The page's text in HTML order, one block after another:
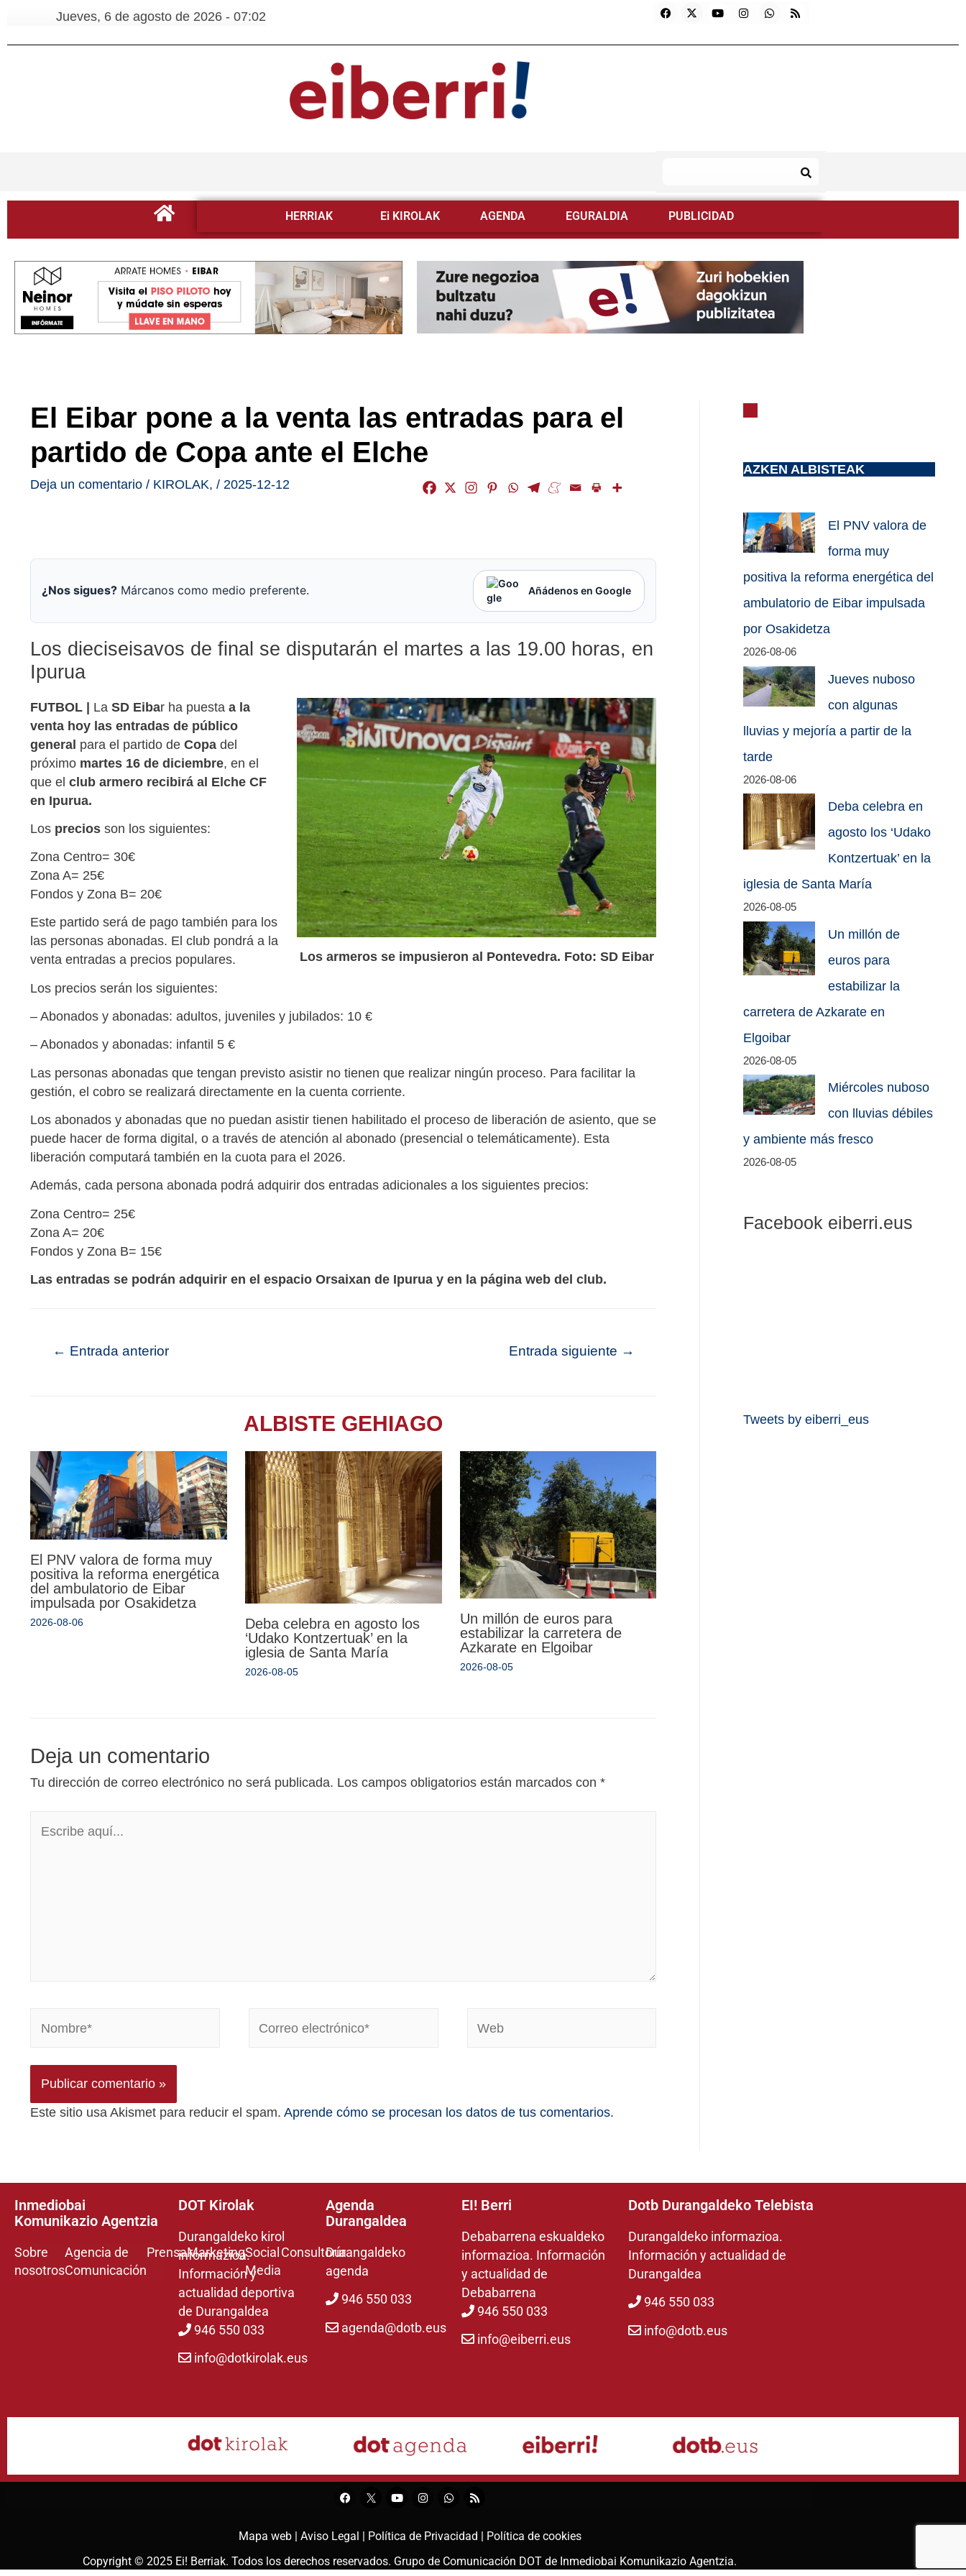
Jueves, 6 de agosto de 2026 - 07:02
HERRIAK Ei KIROLAK AGENDA EGURALDIA PUBLICIDAD
El Eibar pone a la venta las entradas para el
partido de Copa ante el Elche
Deja un comentario / KIROLAK, / 2025-12-12
¿Nos sigues? Márcanos como medio preferente. Añádenos en Google
Los dieciseisavos de final se disputarán el martes a las 19.00 horas, en
Ipurua
Los armeros se impusieron al Pontevedra. Foto: SD Eibar
FUTBOL | La SD Eibar ha puesta a la
venta hoy las entradas de público
general para el partido de Copa del
próximo martes 16 de diciembre, en el
que el club armero recibirá al Elche CF
en Ipurua.
Los precios son los siguientes:
Zona Centro= 30€
Zona A= 25€
Fondos y Zona B= 20€
Este partido será de pago también para los
las personas abonadas. El club pondrá a la
venta entradas a precios populares.
Los precios serán los siguientes:
– Abonados y abonadas: adultos, juveniles y jubilados: 10 €
– Abonados y abonadas: infantil 5 €
Las personas abonadas que tengan previsto asistir no tienen que realizar ningún proceso. Para facilitar la
gestión, el cobro se realizará directamente en la cuenta corriente.
Los abonados y abonadas que no puedan asistir tienen habilitado el proceso de liberación de asiento, que se
puede hacer de forma digital, o a través de atención al abonado (presencial o telemáticamente). Esta
liberación computará también en la cuota para el 2026.
Además, cada persona abonada podrá adquirir dos entradas adicionales a los siguientes precios:
Zona Centro= 25€
Zona A= 20€
Fondos y Zona B= 15€
Las entradas se podrán adquirir en el espacio Orsaixan de Ipurua y en la página web del club.
← Entrada anterior Entrada siguiente →
ALBISTE GEHIAGO
El PNV valora de forma muy
positiva la reforma energética
del ambulatorio de Eibar
impulsada por Osakidetza
2026-08-06
Deba celebra en agosto los
‘Udako Kontzertuak’ en la
iglesia de Santa María
2026-08-05
Un millón de euros para
estabilizar la carretera de
Azkarate en Elgoibar
2026-08-05
Deja un comentario
Tu dirección de correo electrónico no será publicada. Los campos obligatorios están marcados con *
Este sitio usa Akismet para reducir el spam. Aprende cómo se procesan los datos de tus comentarios.
AZKEN ALBISTEAK
El PNV valora de
forma muy
positiva la reforma energética del
ambulatorio de Eibar impulsada
por Osakidetza
2026-08-06
Jueves nuboso
con algunas
lluvias y mejoría a partir de la
tarde
2026-08-06
Deba celebra en
agosto los ‘Udako
Kontzertuak’ en la
iglesia de Santa María
2026-08-05
Un millón de
euros para
estabilizar la
carretera de Azkarate en
Elgoibar
2026-08-05
Miércoles nuboso
con lluvias débiles
y ambiente más fresco
2026-08-05
Facebook eiberri.eus
Tweets by eiberri_eus
Inmediobai
Komunikazio Agentzia
Sobre
nosotros
Agencia de
Comunicación
PrensaMarketingSocial
Media
Consultoría
DOT Kirolak
Durangaldeko kirol
informazioa.
Información y
actualidad deportiva
de Durangaldea
946 550 033
info@dotkirolak.eus
Agenda
Durangaldea
Durangaldeko
agenda
946 550 033
agenda@dotb.eus
EI! Berri
Debabarrena eskualdeko
informazioa. Información
y actualidad de
Debabarrena
946 550 033
info@eiberri.eus
Dotb Durangaldeko Telebista
Durangaldeko informazioa.
Información y actualidad de
Durangaldea
946 550 033
info@dotb.eus
Mapa web | Aviso Legal | Política de Privacidad |
Política de cookies
Copyright © 2025 Ei! Berriak. Todos los derechos reservados. Grupo de Comunicación DOT de Inmediobai Komunikazio Agentzia.